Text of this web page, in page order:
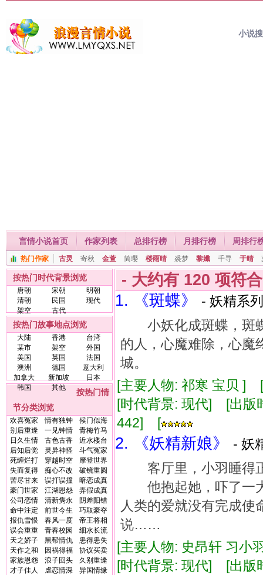
小说
言情小说首页 作家列表 总排行榜 月排行榜 周排行
热门作家 古灵 寄秋 金萱 简璎 楼雨晴 裘梦 黎孅 千寻 于晴
按热门时代背景浏览
唐朝 宋朝
明朝
清朝
民国
现代
架空
古代
按热门故事地点浏览
大陆 香港
台湾
某市
架空
外国
美国
英国
法国
澳洲
德国
意大利
加拿大
新加坡
日本
韩国
其他
按热门情
节分类浏览
欢喜冤家 情有独钟
候门似海
别后重逢
一见钟情
青梅竹马
日久生情
古色古香
近水楼台
后知后觉
灵异神怪
斗气冤家
死缠烂打
穿越时空
摩登世界
失而复得
痴心不改
破镜重圆
苦尽甘来
误打误撞
暗恋成真
豪门世家
江湖恩怨
弄假成真
公司恋情
清新隽永
阴差阳错
命中注定
前世今生
巧取豪夺
报仇雪恨
春风一度
帝王将相
误会重重
青春校园
细水长流
天之娇子
黑帮情仇
患得患失
天作之和
因祸得福
协议买卖
家族恩怨
浪子回头
久别重逢
才子佳人
虐恋情深
异国情缘
- 大约有 120 项符
1. 《斑蝶》
- 妖精系
小妖化成斑蝶，斑
的人，心魔难除，心
城。
[主要人物: 祁寒 宝贝
[时代背景: 现代] [出
442] [
2. 《妖精新娘》
- 妖
客厅里，小羽睡得正
他抱起她，吓了
人类的爱就没有完成
说……
[主要人物: 史昂轩 习
[时代背景: 现代] [出